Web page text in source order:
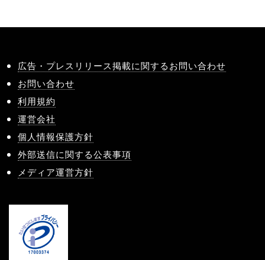
広告・プレスリリース掲載に関するお問い合わせ
お問い合わせ
利用規約
運営会社
個人情報保護方針
外部送信に関する公表事項
メディア運営方針